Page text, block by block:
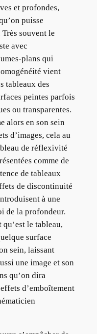
et profondes,
puisse
souvent le
avec
plans qui
vient
tableaux des
peintes parfois
ou transparentes.
alors en son sein
d’images, cela au
de réflexivité
comme de
de tableaux
de discontinuité
à une
de la profondeur.
le tableau,
surface
sein, laissant
une image et son
qu’on dira
d’emboîtement